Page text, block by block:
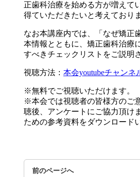
正歯科治療を始める方が増えて
得ていただきたいと考えており
なお本講座内では、「なぜ矯正
本情報とともに、矯正歯科治療
すべきチェックリストをご説明
視聴方法： 本会youtubeチャンネ
※無料でご視聴いただけます。
※本会では視聴者の皆様方のご
聴後、アンケートにご協力頂け
ための参考資料をダウンロード
前のページへ